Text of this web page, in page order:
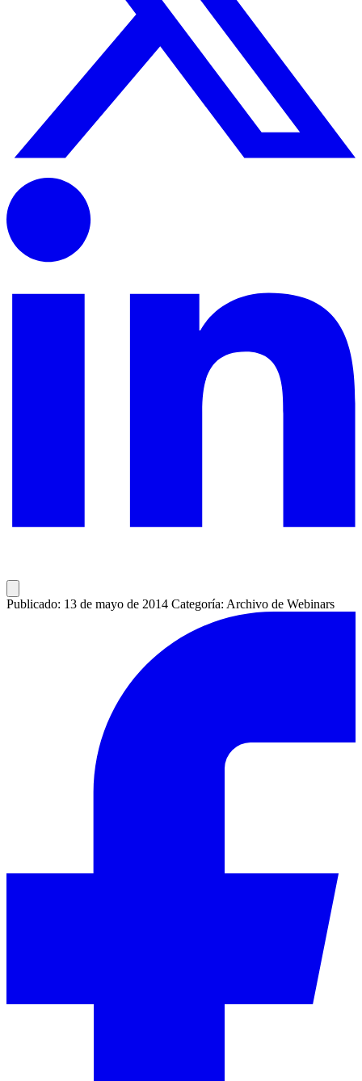
Publicado: 13 de mayo de 2014 Categoría: Archivo de Webinars